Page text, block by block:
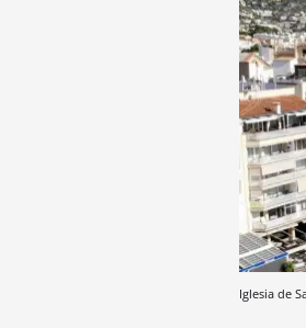
Iglesia de